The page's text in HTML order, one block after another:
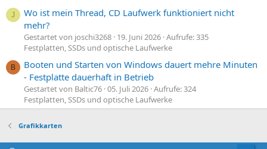
J
Wo ist mein Thread, CD Laufwerk funktioniert nicht
mehr?
Gestartet von joschi3268 19. Juni 2026 Aufrufe: 335
Festplatten, SSDs und optische Laufwerke
B
Booten und Starten von Windows dauert mehre Minuten
- Festplatte dauerhaft in Betrieb
Gestartet von Baltic76 05. Juli 2026 Aufrufe: 324
Festplatten, SSDs und optische Laufwerke
Grafikkarten